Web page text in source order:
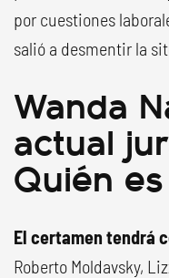
por cuestiones
salió a desmentir la
Wanda
actual
Quién
El certamen tendrá
Roberto Moldavsky,